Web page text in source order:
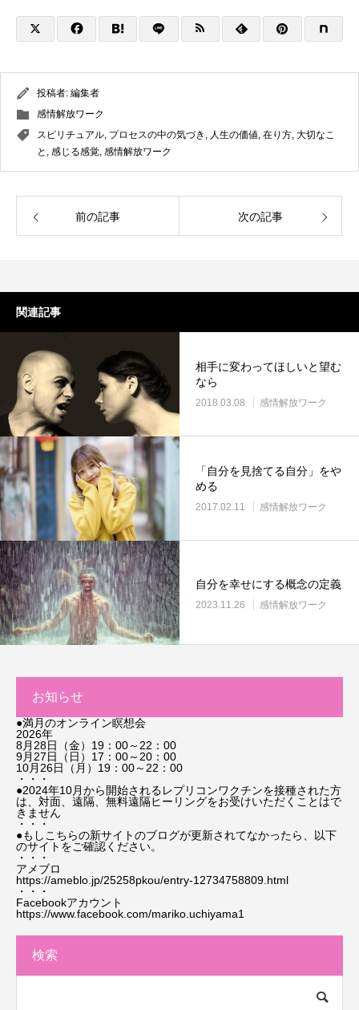
投稿者: 編集者
感情解放ワーク
スピリチュアル, プロセスの中の気づき , 人生の価値, 在り方, 大切なこ
と , 感じる感覚, 感情解放ワーク
前の記事 次の記事
関連記事
相手に変わってほしいと望む
なら
2018.03.08 感情解放ワーク
「自分を見捨てる自分」をや
める
2017.02.11 感情解放ワーク
自分を幸せにする概念の定義
2023.11.26 感情解放ワーク
お知らせ
●満月のオンライン瞑想会
2026年
8月28日（金）19：00～22：00
9月27日（日）17：00～20：00
10月26日（月）19：00～22：00
・・・
●2024年10月から開始されるレプリコンワクチンを接種された方
は、対面、遠隔、無料遠隔ヒーリングをお受けいただくことはで
きません
・・・
●もしこちらの新サイトのブログが更新されてなかったら、以下
のサイトをご確認ください。
・・・
アメブロ
https://ameblo.jp/25258pkou/entry-12734758809.html
・・・
Facebookアカウント
https://www.facebook.com/mariko.uchiyama1
検索